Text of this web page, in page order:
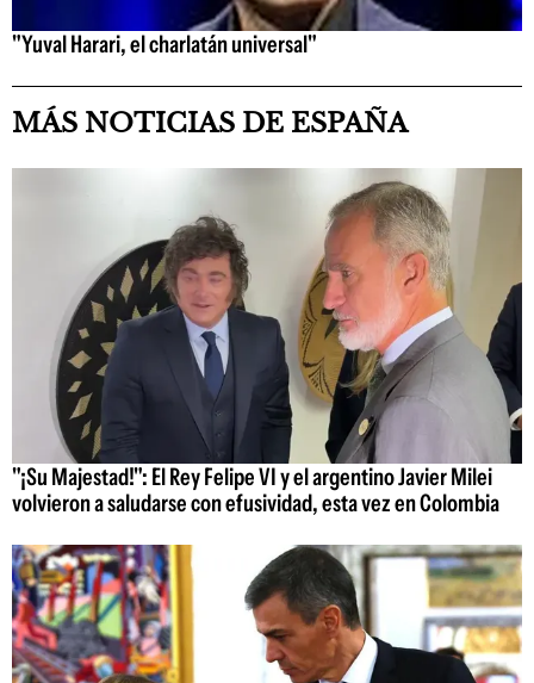
"Yuval Harari, el charlatán universal"
MÁS NOTICIAS DE ESPAÑA
"¡Su Majestad!": El Rey Felipe VI y el argentino Javier Milei
volvieron a saludarse con efusividad, esta vez en Colombia